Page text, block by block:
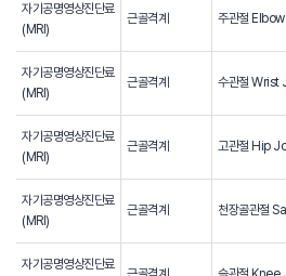
자기공명영상진단료
(MRI)
근골격계 주관절
자기공명영상진단료
(MRI)
근골격계 수관절 Wrist
자기공명영상진단료
(MRI)
근골격계 고관절 Hip
자기공명영상진단료
(MRI)
근골격계 천장골관절
자기공명영상진단료